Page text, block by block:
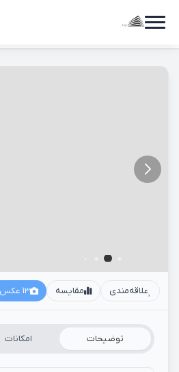
یک خواب 40 متری / مجیدیه جنوبی
علاقه‌مندی مقایسه 13 عکس
توضیحات امکانات
حساب